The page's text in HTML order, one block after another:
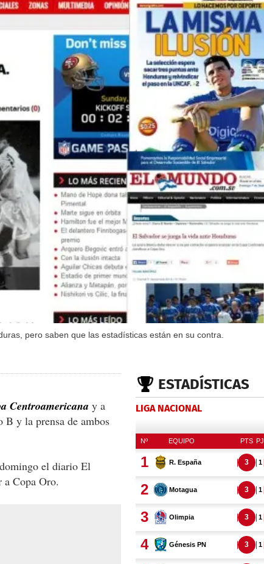
pero saben que las estadísticas están en su contra.
Centroamericana y a
y la prensa de ambos
el diario El
Copa Oro.
ESTADÍSTICAS
LIGA NACIONAL